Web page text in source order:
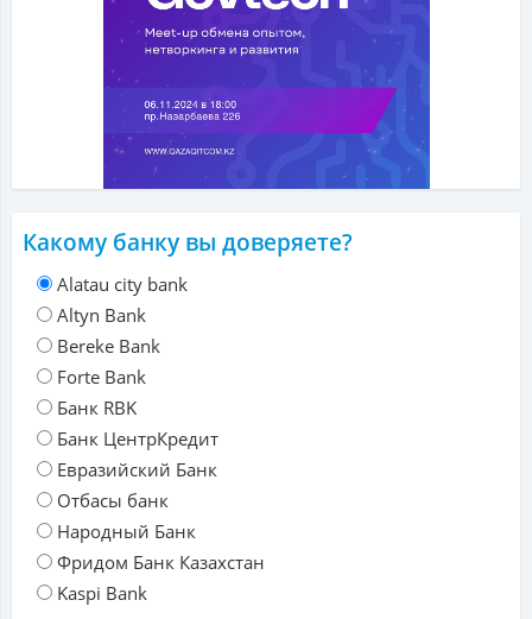
Какому банку вы доверяете?
Alatau city bank
Altyn Bank
Bereke Bank
Forte Bank
Банк RBK
Банк ЦентрКредит
Евразийский Банк
Отбасы банк
Народный Банк
Фридом Банк Казахстан
Kaspi Bank